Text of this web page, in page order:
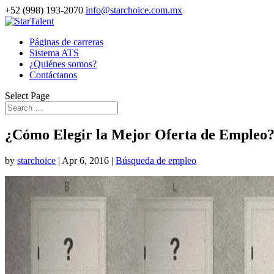
+52 (998) 193-2070 info@starchoice.com.mx
Páginas de carreras
Sistema ATS
¿Quiénes somos?
Contáctanos
Select Page
¿Cómo Elegir la Mejor Oferta de Empleo?
by starchoice | Apr 6, 2016 | Búsqueda de empleo